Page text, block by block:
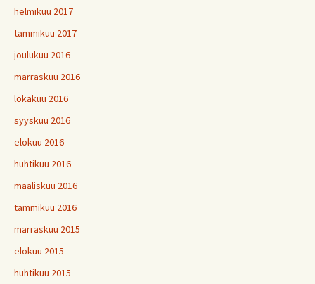
helmikuu 2017
tammikuu 2017
joulukuu 2016
marraskuu 2016
lokakuu 2016
syyskuu 2016
elokuu 2016
huhtikuu 2016
maaliskuu 2016
tammikuu 2016
marraskuu 2015
elokuu 2015
huhtikuu 2015